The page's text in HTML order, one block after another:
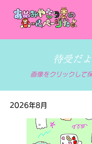
待受だ
画像をクリックして
2026年8月